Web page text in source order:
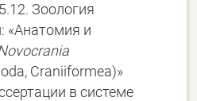
Зоология
«Анатомия и
Craniiformea)»
в системе